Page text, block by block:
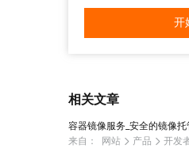
开
相关文章
容器镜像服务_安全的镜像
来自：
网站 产品 开发